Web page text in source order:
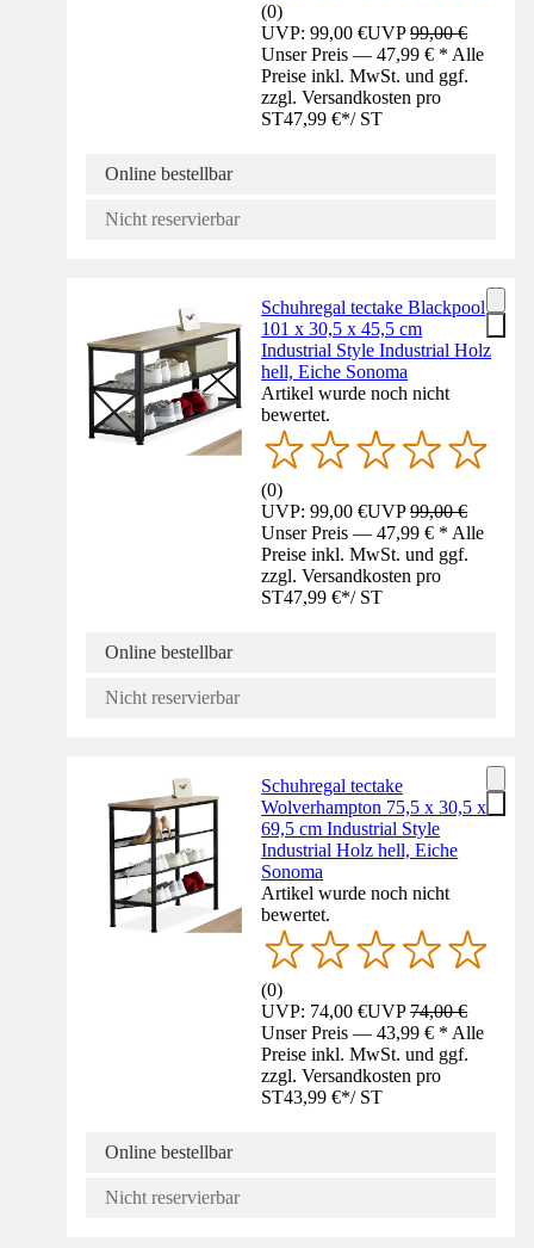
(0)
UVP: 99,00 €UVP99,00 €
Unser Preis — 47,99 € * Alle
Preise inkl. MwSt. und ggf.
zzgl. Versandkosten pro
ST47,99 €*/ ST
Online bestellbar
Nicht reservierbar
Schuhregal tectake Blackpool
101 x 30,5 x 45,5 cm
Industrial Style Industrial Holz
hell, Eiche Sonoma
Artikel wurde noch nicht
bewertet.
(0)
UVP: 99,00 €UVP99,00 €
Unser Preis — 47,99 € * Alle
Preise inkl. MwSt. und ggf.
zzgl. Versandkosten pro
ST47,99 €*/ ST
Online bestellbar
Nicht reservierbar
Schuhregal tectake
Wolverhampton 75,5 x 30,5 x
69,5 cm Industrial Style
Industrial Holz hell, Eiche
Sonoma
Artikel wurde noch nicht
bewertet.
(0)
UVP: 74,00 €UVP74,00 €
Unser Preis — 43,99 € * Alle
Preise inkl. MwSt. und ggf.
zzgl. Versandkosten pro
ST43,99 €*/ ST
Online bestellbar
Nicht reservierbar